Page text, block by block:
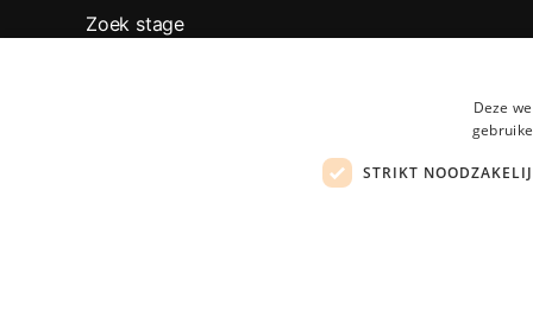
Zoek stage
Deze
STRIKT